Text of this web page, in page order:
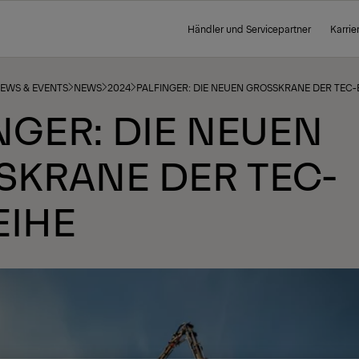
Händler und Servicepartner
& EVENTS NEWS 2024 PALFINGER: DIE NEUEN GROSSKRANE DER
DIE NEUEN
DER TEC-B